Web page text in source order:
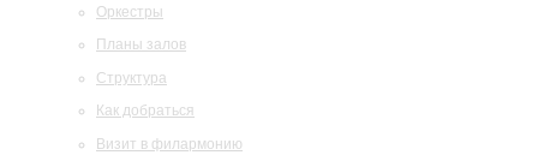
Оркестры
Планы залов
Структура
Как добраться
Визит в филармонию